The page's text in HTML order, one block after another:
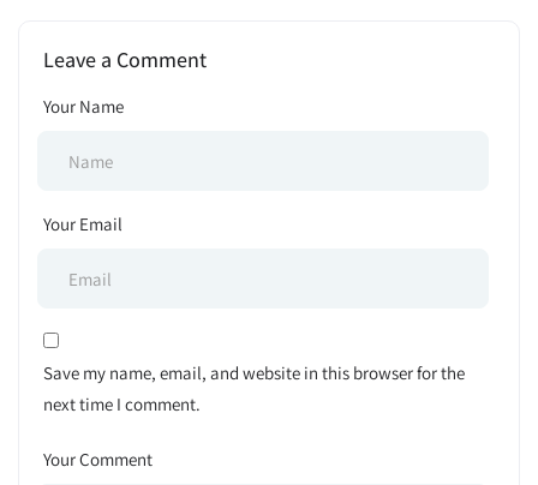
Leave a Comment
Your Name
Your Email
Save my name, email, and website in this browser for the
next time I comment.
Your Comment